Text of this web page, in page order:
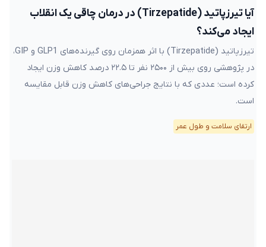
آیا تیرزپاتید (Tirzepatide) در درمان چاقی یک انقلاب
ایجاد می‌کند؟
تیرزپاتید (Tirzepatide) با اثر همزمان روی گیرنده‌های GLP1 و GIP،
در پژوهشی روی بیش از ۲۵۰۰ نفر تا ۲۲.۵ درصد کاهش وزن ایجاد
کرده است؛ عددی که با نتایج جراحی‌های کاهش وزن قابل مقایسه
است.
ارتقای سلامت و طول عمر